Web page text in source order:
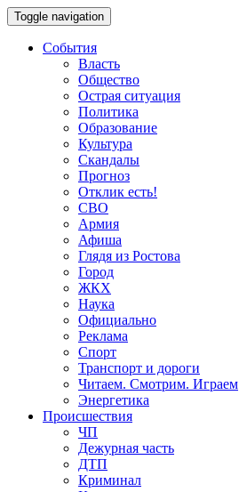
Toggle navigation
События
Власть
Общество
Острая ситуация
Политика
Образование
Культура
Скандалы
Прогноз
Отклик есть!
СВО
Армия
Афиша
Глядя из Ростова
Город
ЖКХ
Наука
Официально
Реклама
Спорт
Транспорт и дороги
Читаем. Смотрим. Играем
Энергетика
Происшествия
ЧП
Дежурная часть
ДТП
Криминал